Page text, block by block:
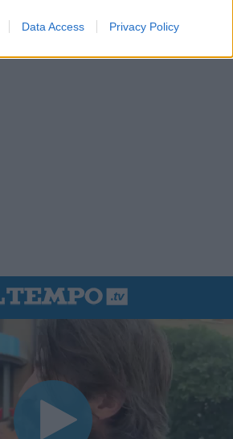
Data Access Privacy Policy